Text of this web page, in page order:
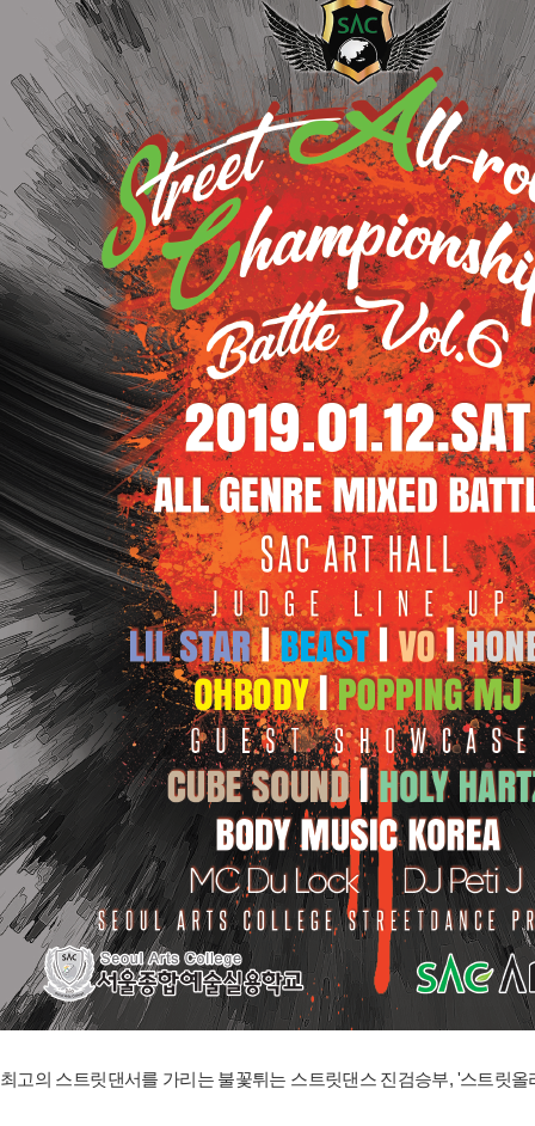
최고의 스트릿댄서를 가리는 불꽃튀는 스트릿댄스 진검승부, '스트릿올